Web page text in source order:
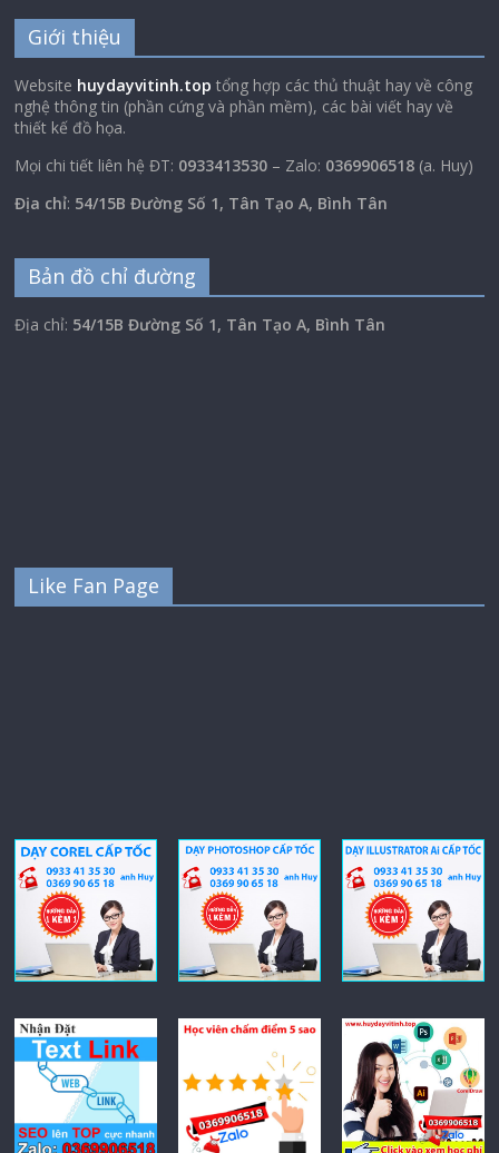
Giới thiệu
Website huydayvitinh.top tổng hợp các thủ thuật hay về công
nghệ thông tin (phần cứng và phần mềm), các bài viết hay về
thiết kế đồ họa.
Mọi chi tiết liên hệ ĐT: 0933413530 – Zalo: 0369906518 (a. Huy)
Địa chỉ: 54/15B Đường Số 1, Tân Tạo A, Bình Tân
Bản đồ chỉ đường
Địa chỉ: 54/15B Đường Số 1, Tân Tạo A, Bình Tân
Like Fan Page